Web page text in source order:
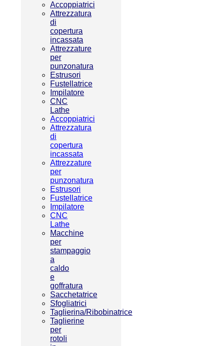
Accoppiatrici
Attrezzatura
di
copertura
incassata
Attrezzature
per
punzonatura
Estrusori
Fustellatrice
Impilatore
CNC
Lathe
Accoppiatrici
Attrezzatura
di
copertura
incassata
Attrezzature
per
punzonatura
Estrusori
Fustellatrice
Impilatore
CNC
Lathe
Macchine
per
stampaggio
a
caldo
e
goffratura
Sacchetatrice
Sfogliatrici
Taglierina/Ribobinatrice
Taglierine
per
rotoli